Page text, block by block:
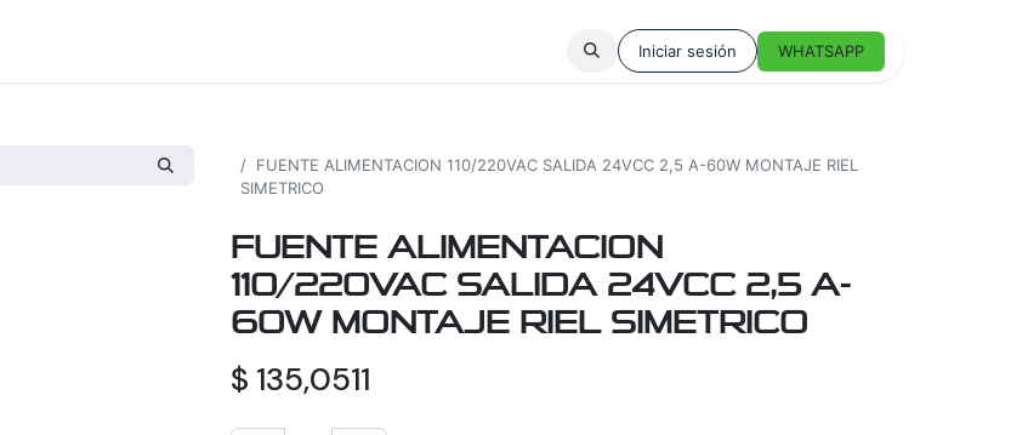
Iniciar sesión WHATSAPP
FUENTE ALIMENTACION 110/220VAC SALIDA 24VCC 2,5 A-60W MONTAJE RIEL
SIMETRICO
FUENTE ALIMENTACION
110/220VAC SALIDA 24VCC 2,5 A-
60W MONTAJE RIEL SIMETRICO
$ 135,0511